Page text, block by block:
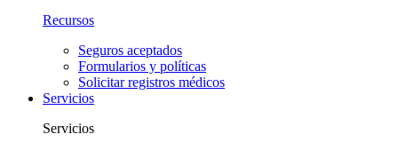
Recursos
Seguros aceptados
Formularios y políticas
Solicitar registros médicos
Servicios
Servicios